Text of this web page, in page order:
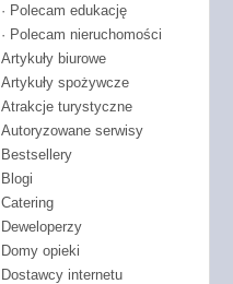
· Polecam edukację
· Polecam nieruchomości
Artykuły biurowe
Artykuły spożywcze
Atrakcje turystyczne
Autoryzowane serwisy
Bestsellery
Blogi
Catering
Deweloperzy
Domy opieki
Dostawcy internetu